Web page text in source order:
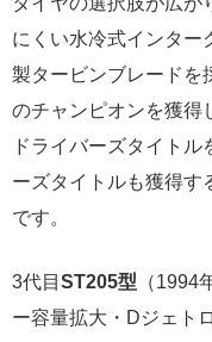
にくい水冷式インター
製タービンブレードを
のチャンピオンを獲得
ドライバーズタイト
ーズタイトルも獲得す
です。
3代目ST205型 （1994
ー容量拡大・Dジェト